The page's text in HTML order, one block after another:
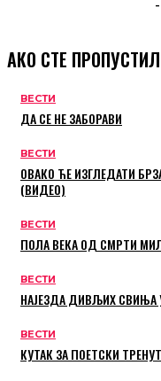
АКО СТЕ
ВЕСТИ
ДА СЕ НЕ ЗАБОРАВИ
ВЕСТИ
ОВАКО ЋЕ ИЗГЛЕДАТИ
(ВИДЕО)
ВЕСТИ
ПОЛА ВЕКА ОД СМРТИ
ВЕСТИ
НАЈЕЗДА ДИВЉИХ СВИЊА
ВЕСТИ
КУТАК ЗА ПОЕТСКИ